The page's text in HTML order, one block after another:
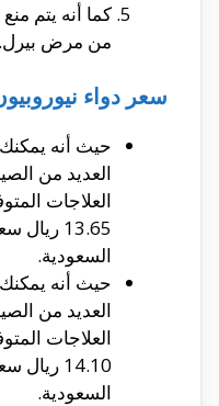
كما أنه يتم
من مرض بيرل.
سعر دواء
حيث أنه
العديد من
العلاجات
13.65
السعودية.
حيث أنه
العديد من
العلاجات
14.10
السعودية.